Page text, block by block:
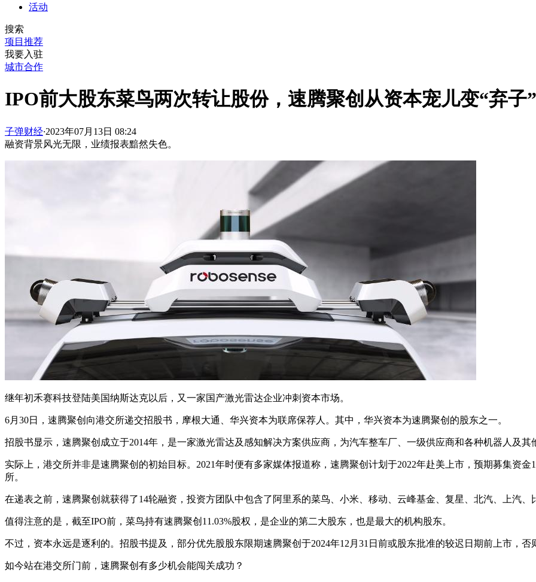
活动
搜索
项目推荐
我要入驻
城市合作
IPO前大股东菜鸟两次转让股份，速腾聚创从资本宠儿变“弃子
子弹财经·2023年07月13日 08:24
融资背景风光无限，业绩报表黯然失色。
继年初禾赛科技登陆美国纳斯达克以后，又一家国产激光雷达企业冲刺资本市场。
6月30日，速腾聚创向港交所递交招股书，摩根大通、华兴资本为联席保荐人。其中，华兴资本为速腾聚创的股东之一。
招股书显示，速腾聚创成立于2014年，是一家激光雷达及感知解决方案供应商，为汽车整车厂、一级供应商和各种机器人及
实际上，港交所并非是速腾聚创的初始目标。2021年时便有多家媒体报道称，速腾聚创计划于2022年赴美上市，预期募集资
所。
在递表之前，速腾聚创就获得了14轮融资，投资方团队中包含了阿里系的菜鸟、小米、移动、云峰基金、复星、北汽、上汽
值得注意的是，截至IPO前，菜鸟持有速腾聚创11.03%股权，是企业的第二大股东，也是最大的机构股东。
不过，资本永远是逐利的。招股书提及，部分优先股股东限期速腾聚创于2024年12月31日前或股东批准的较迟日期前上市，
如今站在港交所门前，速腾聚创有多少机会能闯关成功？